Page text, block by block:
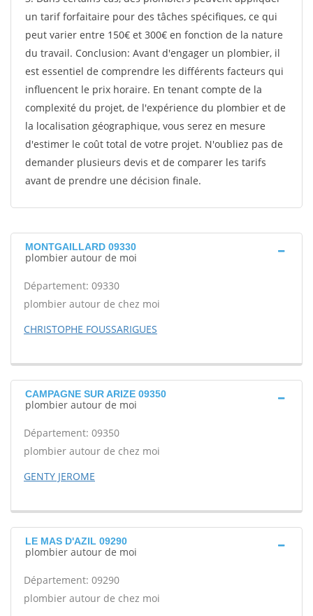
un tarif forfaitaire pour des tâches spécifiques, ce qui
peut varier entre 150€ et 300€ en fonction de la nature
du travail. Conclusion: Avant d'engager un plombier, il
est essentiel de comprendre les différents facteurs qui
influencent le prix horaire. En tenant compte de la
complexité du projet, de l'expérience du plombier et de
la localisation géographique, vous serez en mesure
d'estimer le coût total de votre projet. N'oubliez pas de
demander plusieurs devis et de comparer les tarifs
avant de prendre une décision finale.
MONTGAILLARD 09330
plombier autour de moi
Département: 09330
plombier autour de chez moi
CHRISTOPHE FOUSSARIGUES
CAMPAGNE SUR ARIZE 09350
plombier autour de moi
Département: 09350
plombier autour de chez moi
GENTY JEROME
LE MAS D'AZIL 09290
plombier autour de moi
Département: 09290
plombier autour de chez moi